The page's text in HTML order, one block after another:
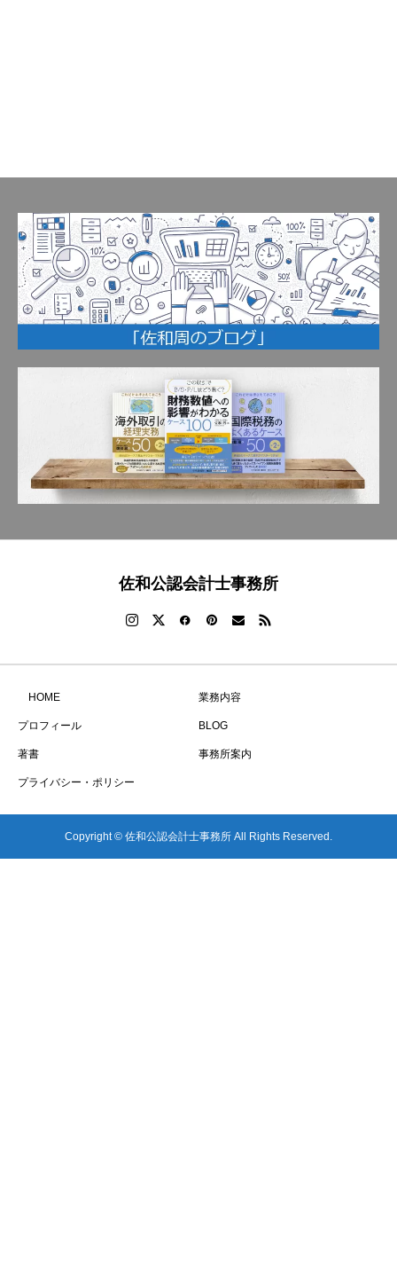
佐和公認会計士事務所
HOME 業務内容
プロフィール BLOG
著書 事務所案内
プライバシー・ポリシー
Copyright © 佐和公認会計士事務所 All Rights Reserved.